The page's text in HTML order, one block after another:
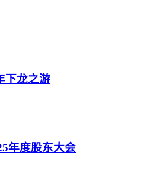
下龙之游
年度股东大会